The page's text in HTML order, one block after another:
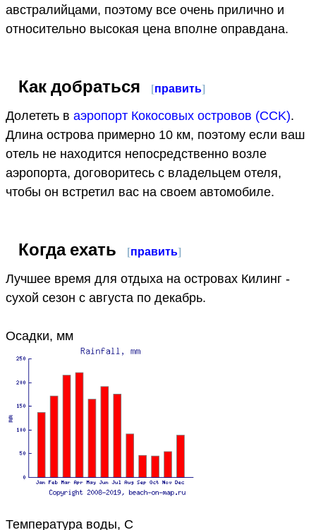
австралийцами, поэтому все очень прилично и
относительно высокая цена вполне оправдана.
Как добраться [править]
Долететь в аэропорт Кокосовых островов (CCK).
Длина острова примерно 10 км, поэтому если ваш
отель не находится непосредственно возле
аэропорта, договоритесь с владельцем отеля,
чтобы он встретил вас на своем автомобиле.
Когда ехать [править]
Лучшее время для отдыха на островах Килинг -
сухой сезон с августа по декабрь.
Осадки, мм
Температура воды, C